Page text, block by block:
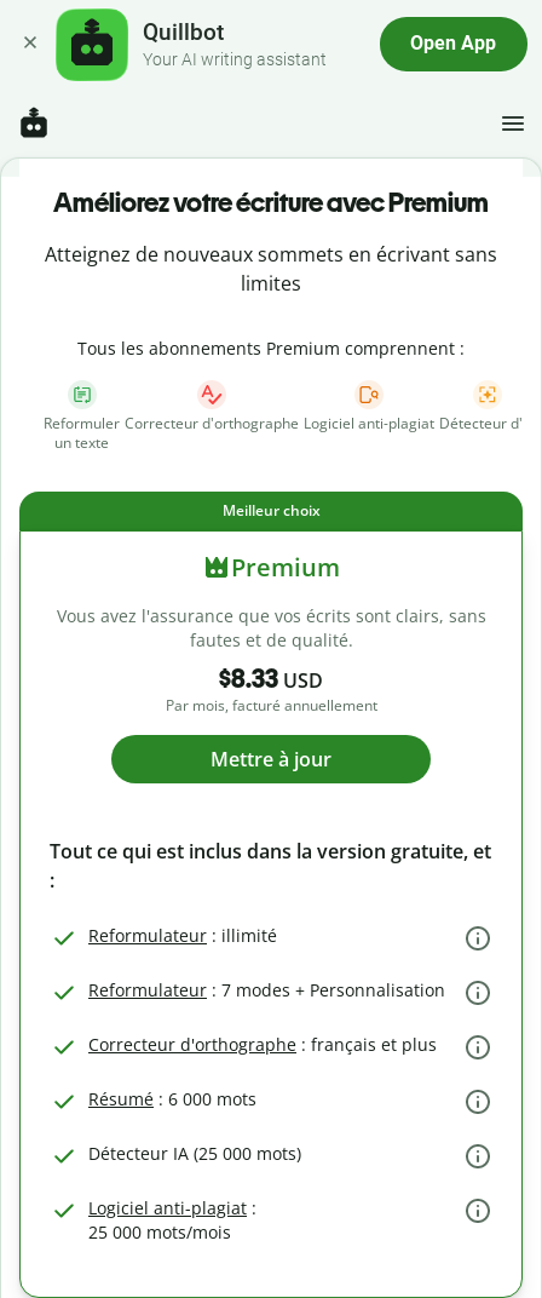
Quillbot
Your AI writing assistant
Open App
Améliorez votre écriture avec Premium
Atteignez de nouveaux sommets en écrivant sans
limites
Tous les abonnements Premium comprennent :
Reformuler
un texte
Correcteur d'orthographe Logiciel anti-plagiat Détecteur d'IA
Meilleur choix
Premium
Vous avez l'assurance que vos écrits sont clairs, sans
fautes et de qualité.
$8.33 USD
Par mois, facturé annuellement
Mettre à jour
Tout ce qui est inclus dans la version gratuite, et
:
Reformulateur : illimité
Reformulateur : 7 modes + Personnalisation
Correcteur d'orthographe : français et plus
Résumé : 6 000 mots
Détecteur IA (25 000 mots)
Logiciel anti-plagiat :
25 000 mots/mois